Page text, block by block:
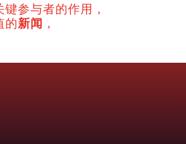
参与者的作用，
的新闻 ，